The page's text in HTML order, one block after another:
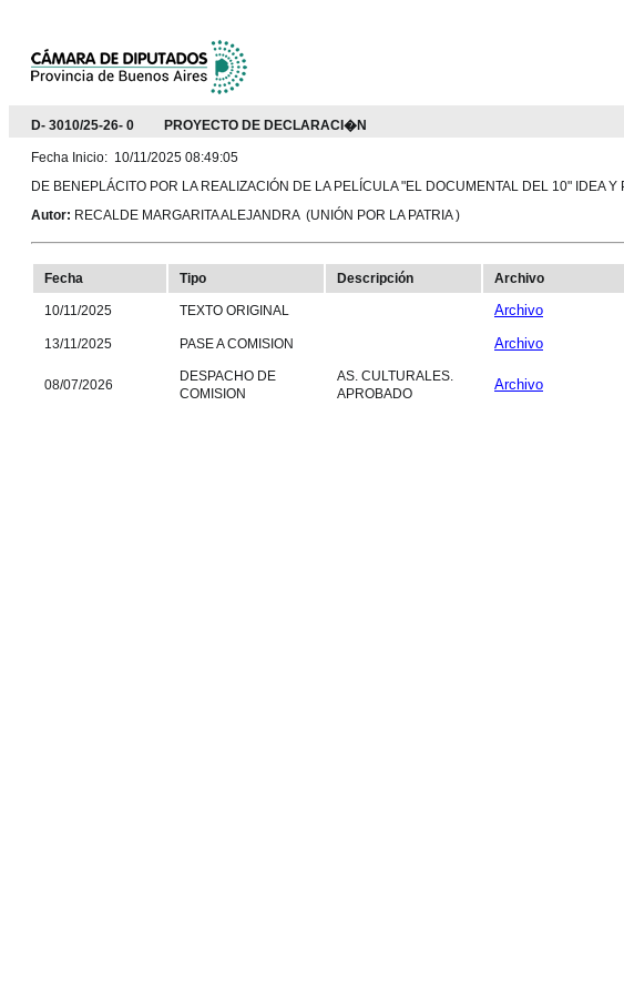
D- 3010/25-26- 0 PROYECTO DE DECLARACI�N
Fecha Inicio: 10/11/2025 08:49:05
DE BENEPLÁCITO POR LA REALIZACIÓN DE LA PELÍCULA "EL DOCUMENTAL DEL 10" IDEA
Autor: RECALDE MARGARITA ALEJANDRA (UNIÓN POR LA PATRIA )
Fecha Tipo Descripción Archivo
10/11/2025 TEXTO ORIGINAL Archivo
13/11/2025 PASE A COMISION Archivo
08/07/2026
DESPACHO DE
COMISION
AS. CULTURALES.
APROBADO
Archivo